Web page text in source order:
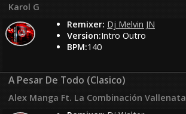
Karol G
Remixer: Dj Melvin JN
Version:Intro Outro
BPM:140
A Pesar De Todo (Clasico)
Alex Manga Ft. La Combinación Vallenata